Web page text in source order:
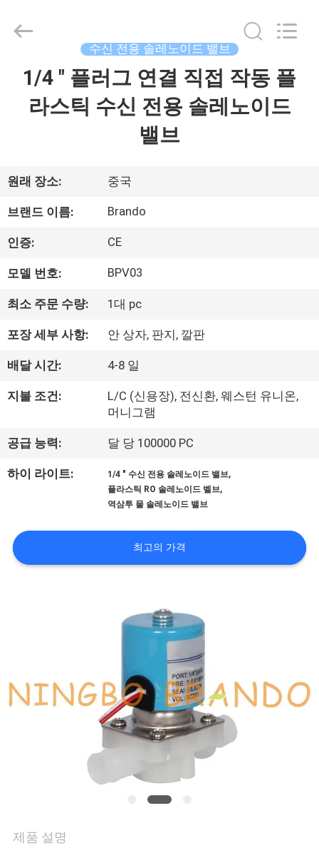
우
리
에
공
투
어
품
질
희
인
2016
Brando
Hardware
수신 전용 솔레노이드 밸브
1/4 " 플러그 연결 직접 작동 플
라스틱 수신 전용 솔레노이드
밸브
원래 장소: 중국
브랜드 이름: Brando
인증: CE
모델 번호: BPV03
최소 주문 수량: 1대 pc
포장 세부 사항: 안 상자, 판지, 깔판
배달 시간: 4-8 일
지불 조건:
L/C (신용장), 전신환, 웨스턴 유니온,
머니그램
공급 능력: 달 당 100000 PC
하이 라이트: 1/4 " 수신 전용 솔레노이드 밸브,
플라스틱 RO 솔레노이드 벨브,
역삼투 물 솔레노이드 밸브
최고의 가격
제품 설명